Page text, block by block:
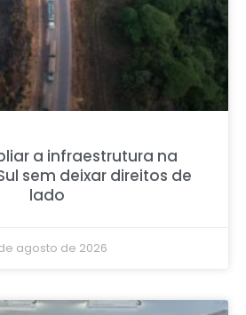
a infraestrutura na
sem deixar direitos de
lado
agosto de 2026